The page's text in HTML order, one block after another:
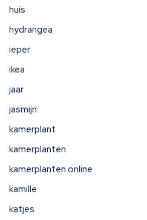
huis
hydrangea
ieper
ikea
jaar
jasmijn
kamerplant
kamerplanten
kamerplanten online
kamille
katjes